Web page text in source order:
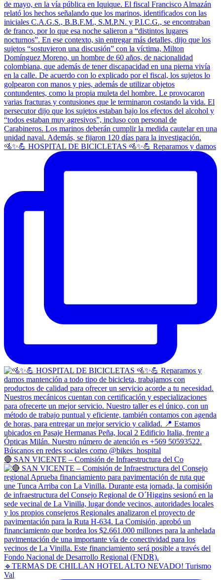
🚵✨💪 HOSPITAL DE BICICLETAS 🚵✨💪 Reparamos y damos
🔴 SAN VICENTE – Comisión de Infraestructura del Co
🔹TERMAS DE CHILLAN HOTEL ALTO NEVADO! Turismo
Val